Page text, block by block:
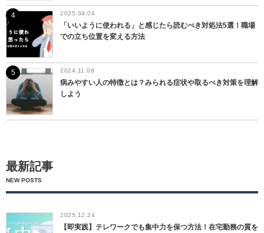
2025.04.04
「いいように使われる」と感じたら読むべき対処法5選！職場
での立ち位置を変える方法
2024.11.08
病みやすい人の特徴とは？みられる症状や取るべき対策を理解
しよう
最新記事
NEW POSTS
2025.12.24
【即実践】テレワークでも集中力を保つ方法！在宅勤務の質を